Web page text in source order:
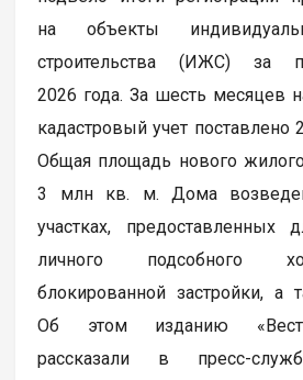
на объекты
строительства (ИЖС) за
2026 года. За шесть месяцев
кадастровый учет
Общая площадь нового
3 млн кв. м. Дома
участках,
личного подсобного
блокированной застройки, а
Об этом изданию
рассказали в пресс-